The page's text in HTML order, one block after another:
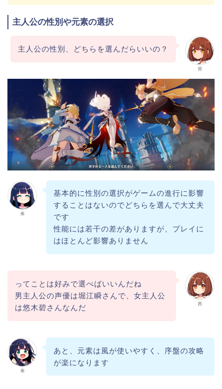
主人公の性別や元素の選択​
茜
主人公の性別、どちらを選んだらいいの？
奏
基本的に性別の選択がゲームの進行に影響
することはないのでどちらを選んで大丈夫
です
性能には若干の差がありますが、プレイに
はほとんど影響ありません
茜
ってことは好みで選べばいいんだね
男主人公の声優は堀江瞬さんで、女主人公
は悠木碧さんなんだ
奏
あと、元素は風が使いやすく、序盤の攻略
が楽になります